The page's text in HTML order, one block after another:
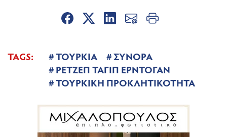
TAGS: ΤΟΥΡΚΙΑ
ΣΥΝΟΡΑ
ΡΕΤΖΕΠ ΤΑΓΙΠ ΕΡΝΤΟΓΑΝ
ΤΟΥΡΚΙΚΗ ΠΡΟΚΛΗΤΙΚΟΤΗΤΑ